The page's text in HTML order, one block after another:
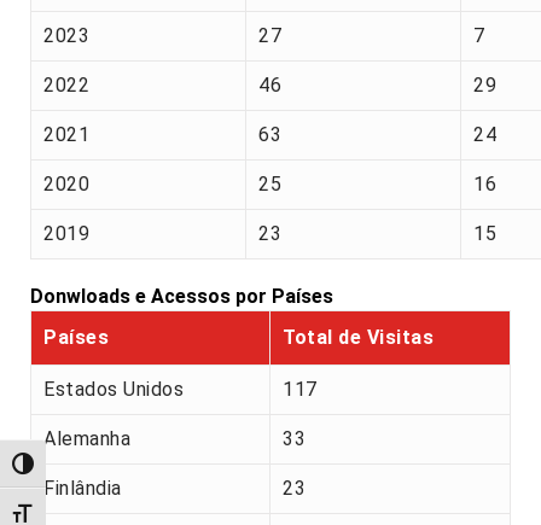
Alternar alto contraste
Alternar tamanho da fonte
2023 27 7
2022 46 29
2021 63 24
2020 25 16
2019 23 15
Donwloads e Acessos por Países
Países
Total de Visitas
Estados Unidos 117
Alemanha 33
Finlândia 23